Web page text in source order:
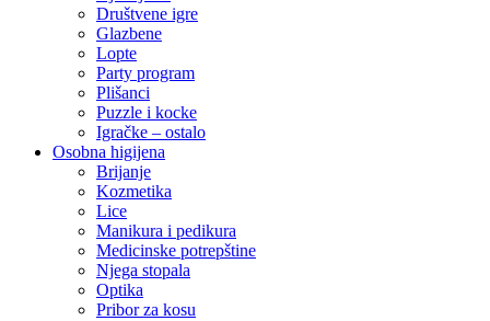
Društvene igre
Glazbene
Lopte
Party program
Plišanci
Puzzle i kocke
Igračke – ostalo
Osobna higijena
Brijanje
Kozmetika
Lice
Manikura i pedikura
Medicinske potrepštine
Njega stopala
Optika
Pribor za kosu